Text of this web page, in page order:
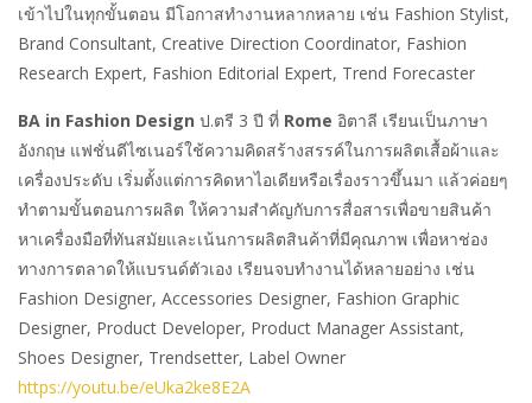
เข้าไปในทุกขั้นตอน มีโอกาสทำงานหลากหลาย เช่น Fashion Stylist,
Brand Consultant, Creative Direction Coordinator, Fashion
Research Expert, Fashion Editorial Expert, Trend Forecaster
BA in Fashion Design ป.ตรี 3 ปี ที่ Rome อิตาลี เรียนเป็นภาษา
อังกฤษ แฟชั่นดีไซเนอร์ใช้ความคิดสร้างสรรค์ในการผลิตเสื้อผ้าและ
เครื่องประดับ เริ่มตั้งแต่การคิดหาไอเดียหรือเรื่องราวขึ้นมา แล้วค่อยๆ
ทำตามขั้นตอนการผลิต ให้ความสำคัญกับการสื่อสารเพื่อขายสินค้า
หาเครื่องมือที่ทันสมัยและเน้นการผลิตสินค้าที่มีคุณภาพ เพื่อหาช่อง
ทางการตลาดให้แบรนด์ตัวเอง เรียนจบทำงานได้หลายอย่าง เช่น
Fashion Designer, Accessories Designer, Fashion Graphic
Designer, Product Developer, Product Manager Assistant,
Shoes Designer, Trendsetter, Label Owner
https://youtu.be/eUka2ke8E2A